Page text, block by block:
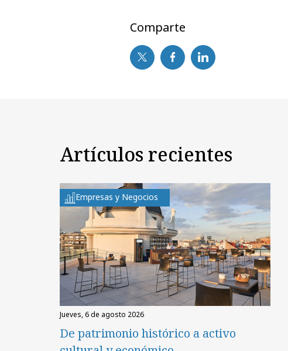
Comparte
Artículos recientes
Empresas y Negocios
jueves, 6 de agosto 2026
De patrimonio histórico a activo